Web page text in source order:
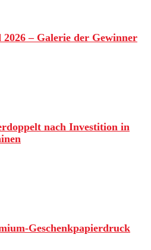
– Galerie der Gewinner
nach Investition in
Geschenkpapierdruck